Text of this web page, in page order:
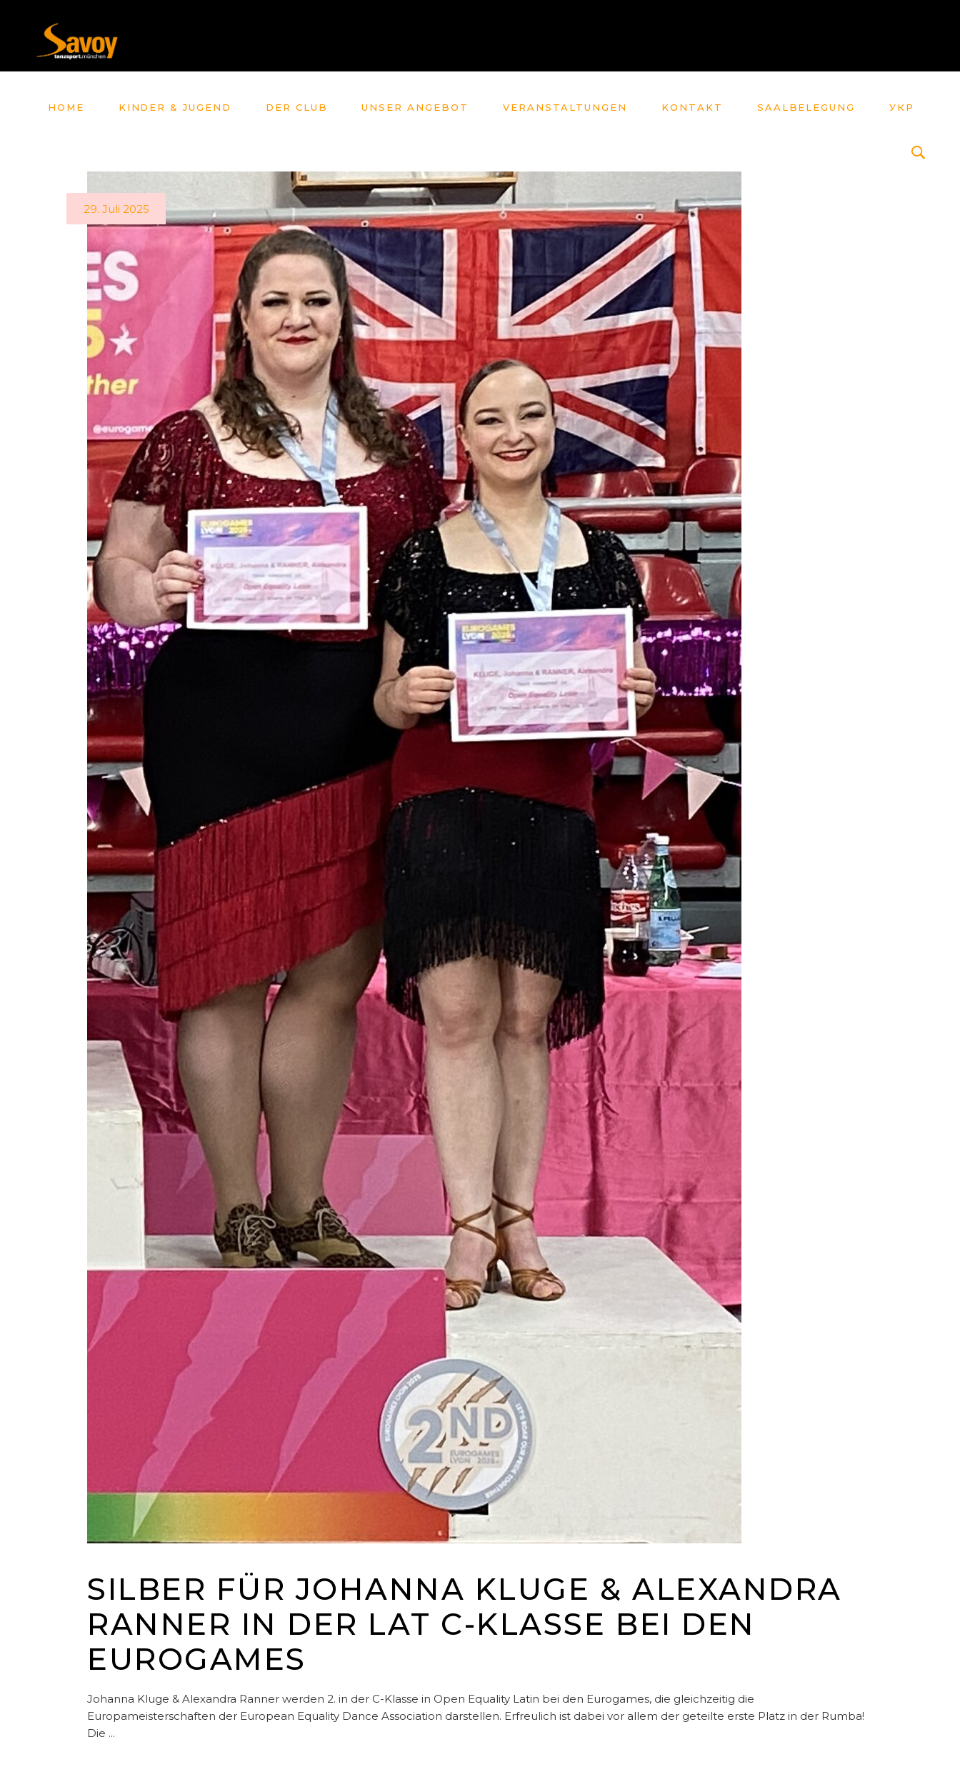
HOME KINDER & JUGEND DER CLUB UNSER ANGEBOT VERANSTALTUNGEN KONTAKT SAALBELEGUNG УКР
29. Juli 2025
SILBER FÜR JOHANNA KLUGE & ALEXANDRA
RANNER IN DER LAT C-KLASSE BEI DEN
EUROGAMES
Johanna Kluge & Alexandra Ranner werden 2. in der C-Klasse in Open Equality Latin bei den Eurogames, die gleichzeitig die
Europameisterschaften der European Equality Dance Association darstellen. Erfreulich ist dabei vor allem der geteilte erste Platz in der Rumba!
Die